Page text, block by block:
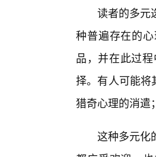
读者的多元
种普遍存在的
品，并在此过
择。有人可能将
猎奇心理的消遣
这种多元化